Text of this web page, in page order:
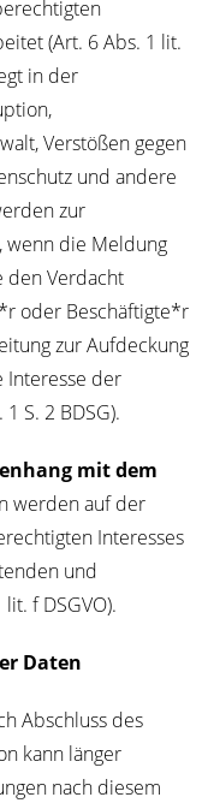
(Art. 6 Abs. 1 lit.
in der
Ver­stö­ßen gegen
und ande­re
zur
wenn die Mel­dung
den Ver­dacht
oder Beschäftigte*r
zur Auf­de­ckung
Inter­es­se der
S. 2 BDSG).
mit dem
wer­den auf der
Inter­es­ses
und
f DSGVO).
Daten
Abschluss des
kann län­ger
nach die­sem